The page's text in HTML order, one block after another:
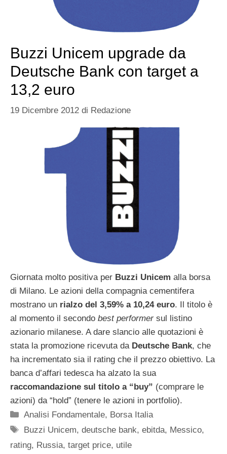
Buzzi Unicem upgrade da
Deutsche Bank con target a
13,2 euro
19 Dicembre 2012 di Redazione
Giornata molto positiva per Buzzi Unicem alla borsa
di Milano. Le azioni della compagnia cementifera
mostrano un rialzo del 3,59% a 10,24 euro. Il titolo è
al momento il secondo best performer sul listino
azionario milanese. A dare slancio alle quotazioni è
stata la promozione ricevuta da Deutsche Bank, che
ha incrementato sia il rating che il prezzo obiettivo. La
banca d’affari tedesca ha alzato la sua
raccomandazione sul titolo a “buy” (comprare le
azioni) da “hold” (tenere le azioni in portfolio).
Categorie
Analisi Fondamentale, Borsa Italia
Tag
Buzzi Unicem,deutsche bank,ebitda, Messico,
rating, Russia, target price, utile